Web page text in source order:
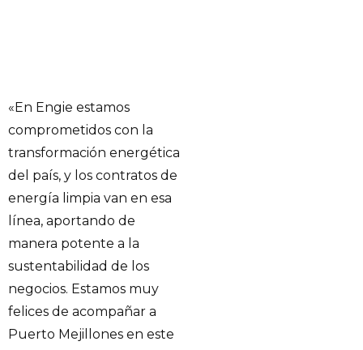
«En Engie estamos
comprometidos con la
transformación energética
del país, y los contratos de
energía limpia van en esa
línea, aportando de
manera potente a la
sustentabilidad de los
negocios. Estamos muy
felices de acompañar a
Puerto Mejillones en este